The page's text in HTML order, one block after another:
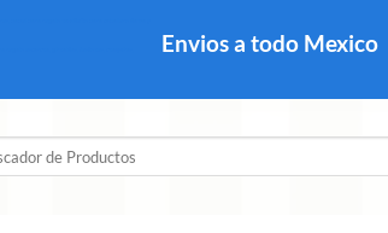
Envios a todo Mexico